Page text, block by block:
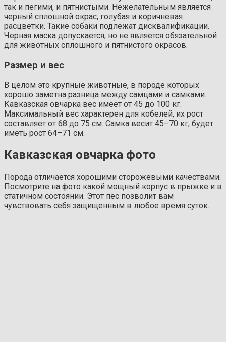
так и пегими, и пятнистыми. Нежелательным является
черный сплошной окрас, голубая и коричневая
расцветки. Такие собаки подлежат дисквалификации.
Черная маска допускается, но не является обязательной
для животных сплошного и пятнистого окрасов.
Размер и вес
В целом это крупные животные, в породе которых
хорошо заметна разница между самцами и самками.
Кавказская овчарка вес имеет от 45 до 100 кг.
Максимальный вес характерен для кобелей, их рост
составляет от 68 до 75 см. Самка весит 45–70 кг, будет
иметь рост 64–71 см.
Кавказская овчарка фото
Порода отличается хорошими сторожевыми качествами.
Посмотрите на фото какой мощный корпус в прыжке и в
статичном состоянии. Этот пёс позволит вам
чувствовать себя защищенным в любое время суток.